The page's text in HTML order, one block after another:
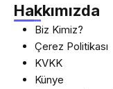
Hakkımızda
Biz Kimiz?
Çerez Politikası
KVKK
Künye